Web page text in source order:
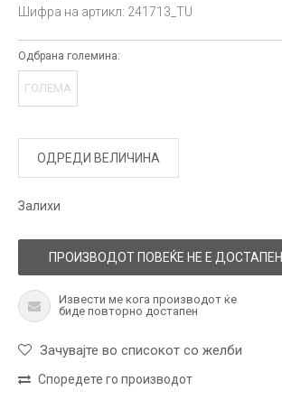
Шифра на артикл: 241713_TU
Одбрана големина:
ГОЛЕМА
ОДРЕДИ ВЕЛИЧИНА
Залихи
ПРОИЗВОДОТ ПОВЕЌЕ НЕ Е ДОСТАПЕН
Извести ме кога производот ќе
биде повторно достапен
Зачувајте во списокот со желби
Споредете го производот